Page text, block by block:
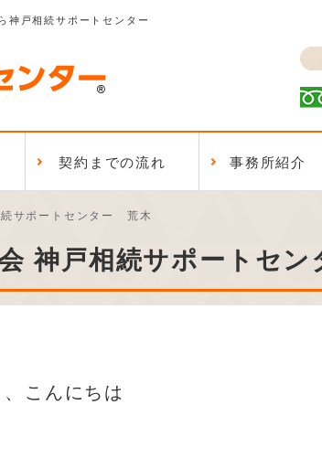
神戸相続サポートセンター
契約までの流れ 事務所紹介
続サポートセンター 荒木
神戸相続サポートセ
こんにちは